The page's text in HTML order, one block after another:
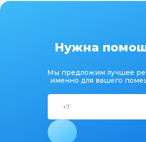
Нужна
Мы предложим лучшее
именно для вашего